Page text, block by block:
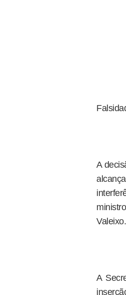
A
Valeixo.
A